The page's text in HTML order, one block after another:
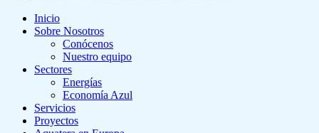
Menu
Inicio
Sobre Nosotros
Conócenos
Nuestro equipo
Sectores
Energías
Economía Azul
Servicios
Proyectos